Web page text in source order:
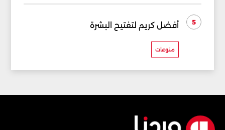
5 أفضل كريم لتفتيح البشرة
منوعات